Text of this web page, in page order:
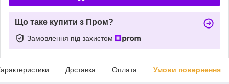
Що таке купити з Пром?
Замовлення під захистом
Доставка Оплата Умови повернення